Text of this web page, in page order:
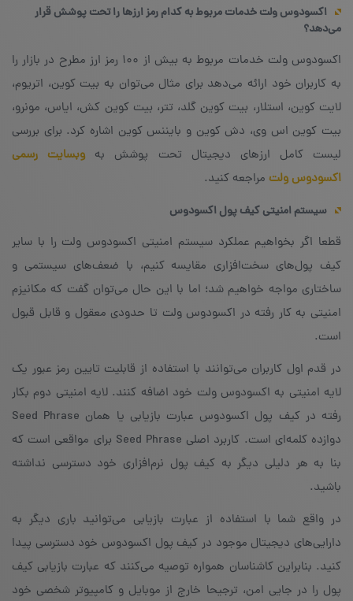
اکسودوس ولت خدمات مربوط به کدام رمز ارزها را تحت پوشش قرار
می‌دهد؟
اکسودوس ولت خدمات مربوط به بیش از ۱۰۰ رمز ارز مطرح در بازار را
به کاربران خود ارائه می‌دهد برای مثال می‌توان به بیت کوین، اتریوم،
لایت کوین، استلار، بیت کوین گلد، تتر، بیت کوین کش، ایاس، مونرو،
بیت کوین اس وی، دش کوین و بایننس کوین اشاره کرد. برای بررسی
لیست کامل ارزهای دیجیتال تحت پوشش به وبسایت رسمی
اکسودوس ولت مراجعه کنید.
سیستم امنیتی کیف پول اکسودوس
قطعا اگر بخواهیم عملکرد سیستم امنیتی اکسودوس ولت را با سایر
کیف پول‌های سخت‌افزاری مقایسه کنیم، با ضعف‌های سیستمی و
ساختاری مواجه خواهیم شد؛ اما با این حال می‌توان گفت که مکانیزم
امنیتی به کار رفته در اکسودوس ولت تا حدودی معقول و قابل قبول
است.
در قدم اول کاربران می‌توانند با استفاده از قابلیت تایین رمز عبور یک
لایه امنیتی به اکسودوس ولت خود اضافه کنند. لایه امنیتی دوم بکار
رفته در کیف پول اکسودوس عبارت بازیابی یا همان Seed Phrase
دوازده کلمه‌ای است. کاربرد اصلی Seed Phrase برای مواقعی است که
بنا به هر دلیلی دیگر به کیف پول نرم‌افزاری خود دسترسی نداشته
باشید.
در واقع شما با استفاده از عبارت بازیابی می‌توانید باری دیگر به
دارایی‌های دیجیتال موجود در کیف پول اکسودوس خود دسترسی پیدا
کنید. بنابراین کاشناسان همواره توصیه می‌کنند که عبارت بازیابی کیف
پول را در جایی امن، ترجیحا خارج از موبایل و کامپیوتر شخصی خود